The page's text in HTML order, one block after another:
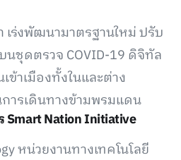
เร่งพัฒนามาตรฐานใหม่ ปรับ
นชุดตรวจ COVID-19 ดิจิทัล
ข้าเมืองทั้งในและต่าง
การเดินทางข้ามพรมแดน
Nation Initiative
หน่วยงานทางเทคโนโลยี